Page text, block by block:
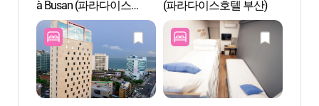
à Busan (파라다이스
카지노 부산)
(파라다이스호텔 부산)